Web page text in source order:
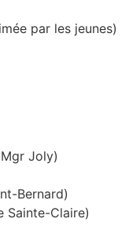
par les jeunes)
Joly)
Bernard)
Sainte-Claire)